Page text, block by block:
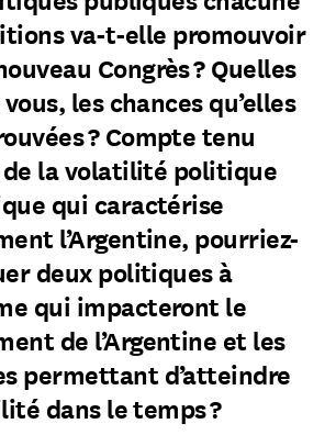
va-t-elle promouvoir
Congrès ? Quelles
les chances qu’elles
? Compte tenu
la volatilité politique
qui caractérise
l’Argentine, pourriez-
deux politiques à
qui impacteront le
de l’Argentine et les
permettant d’atteindre
dans le temps ?